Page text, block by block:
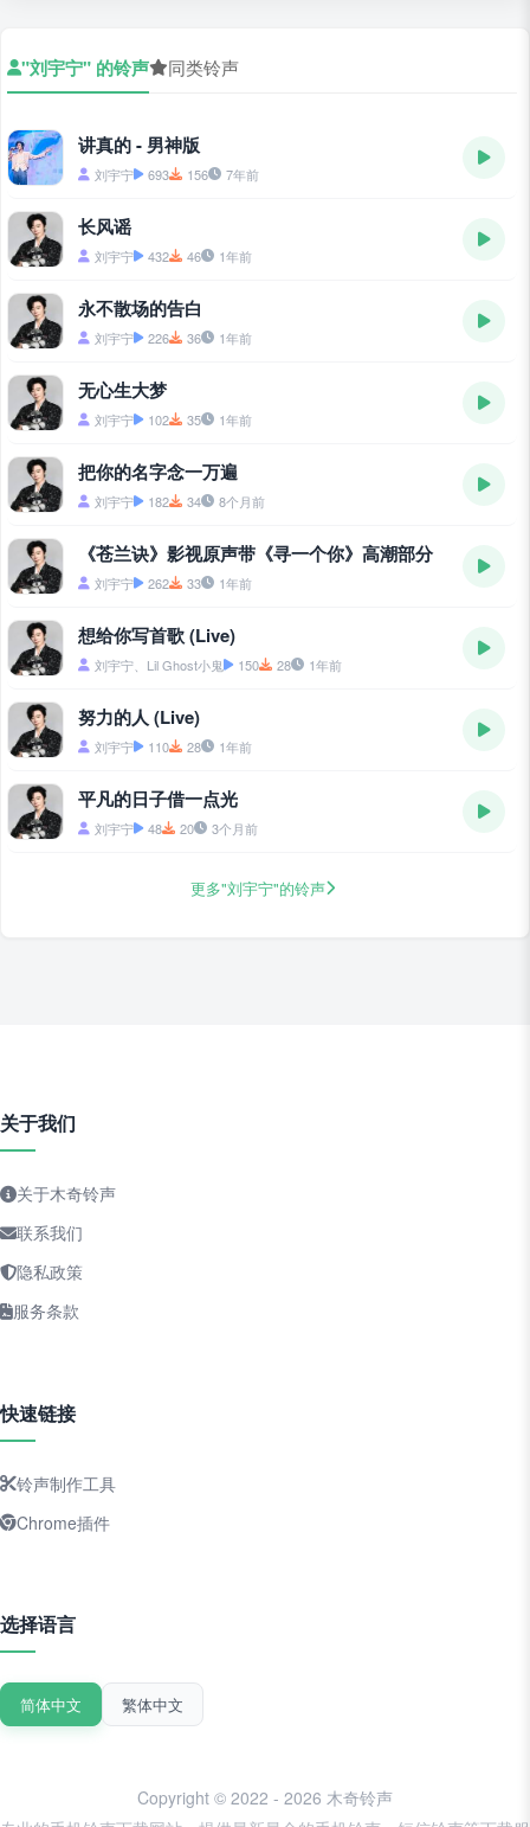
"刘宇宁" 的铃声 同类铃声
讲真的 - 男神版
刘宇宁 693 156 7年前
长风谣
刘宇宁 432 46 1年前
永不散场的告白
刘宇宁 226 36 1年前
无心生大梦
刘宇宁 102 35 1年前
把你的名字念一万遍
刘宇宁 182 34 8个月前
《苍兰诀》影视原声带《寻一个你》高潮部分
刘宇宁 262 33 1年前
想给你写首歌 (Live)
刘宇宁、Lil Ghost小鬼 150 28 1年前
努力的人 (Live)
刘宇宁 110 28 1年前
平凡的日子借一点光
刘宇宁 48 20 3个月前
更多"刘宇宁"的铃声
关于我们
关于木奇铃声
联系我们
隐私政策
服务条款
快速链接
铃声制作工具
Chrome插件
选择语言
简体中文 繁体中文
Copyright © 2022 - 2026 木奇铃声